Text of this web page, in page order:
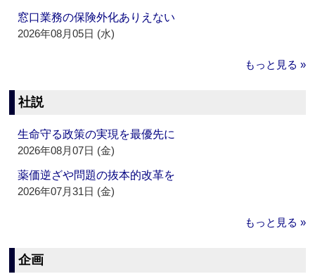
窓口業務の保険外化ありえない
2026年08月05日 (水)
もっと見る »
社説
生命守る政策の実現を最優先に
2026年08月07日 (金)
薬価逆ざや問題の抜本的改革を
2026年07月31日 (金)
もっと見る »
企画